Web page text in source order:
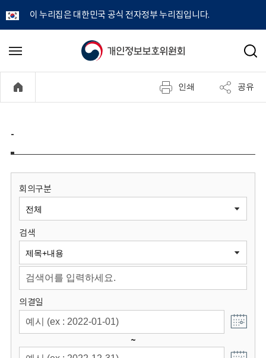
이 누리집은 대한민국 공식 전자정부 누리집입니다.
개
정
보
원
회
메
기
검
인쇄 공유
-
회의구분
검색
의결일
~